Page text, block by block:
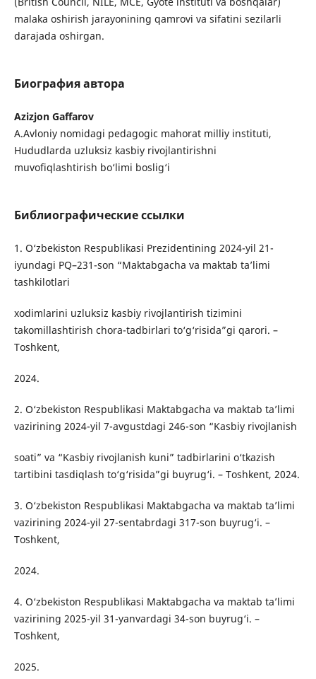
malaka oshirish jarayonining qamrovi va sifatini sezilarli
darajada oshirgan.
Биография автора
Azizjon Gaffarov
A.Avloniy nomidagi pedagogic mahorat milliy instituti,
Hududlarda uzluksiz kasbiy rivojlantirishni
muvofiqlashtirish bo‘limi boslig‘i
Библиографические ссылки
1. O‘zbekiston Respublikasi Prezidentining 2024-yil 21-
iyundagi PQ–231-son “Maktabgacha va maktab ta’limi
tashkilotlari
xodimlarini uzluksiz kasbiy rivojlantirish tizimini
takomillashtirish chora-tadbirlari to‘g‘risida”gi qarori. –
Toshkent,
2024.
2. O‘zbekiston Respublikasi Maktabgacha va maktab ta’limi
vazirining 2024-yil 7-avgustdagi 246-son “Kasbiy rivojlanish
soati” va “Kasbiy rivojlanish kuni” tadbirlarini o‘tkazish
tartibini tasdiqlash to‘g‘risida”gi buyrug‘i. – Toshkent, 2024.
3. O‘zbekiston Respublikasi Maktabgacha va maktab ta’limi
vazirining 2024-yil 27-sentabrdagi 317-son buyrug‘i. –
Toshkent,
2024.
4. O‘zbekiston Respublikasi Maktabgacha va maktab ta’limi
vazirining 2025-yil 31-yanvardagi 34-son buyrug‘i. –
Toshkent,
2025.